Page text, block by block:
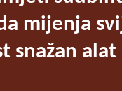
mijenja
snažan